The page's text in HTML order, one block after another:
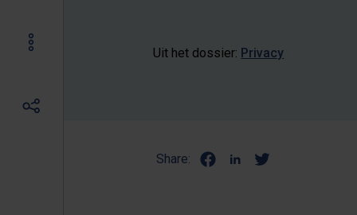
Uit het dossier: Privacy
Share: